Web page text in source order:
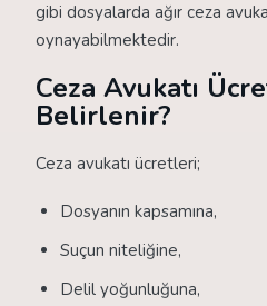
gibi dosyalarda ağır ceza
oynayabilmektedir.
Ceza Avukatı
Belirlenir?
Ceza avukatı ücretleri;
Dosyanın kapsamına,
Suçun niteliğine,
Delil yoğunluğuna,